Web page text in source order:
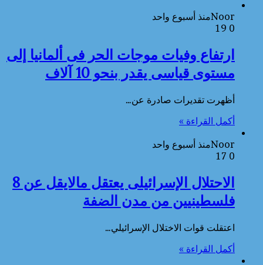
Noorمنذ أسبوع واحد
0
ارتفاع وفيات موجات الحر فى ألمانيا إلى
مستوى قياسى يقدر بنحو 10 آلاف
أظهرت تقديرات صادرة عن…
أكمل القراءة »
Noorمنذ أسبوع واحد
0
الاحتلال الإسرائيلى يعتقل مالايقل عن 8
فلسطينيين من مدن الضفة
اعتقلت قوات الاختلال الإسرائيلي…
أكمل القراءة »